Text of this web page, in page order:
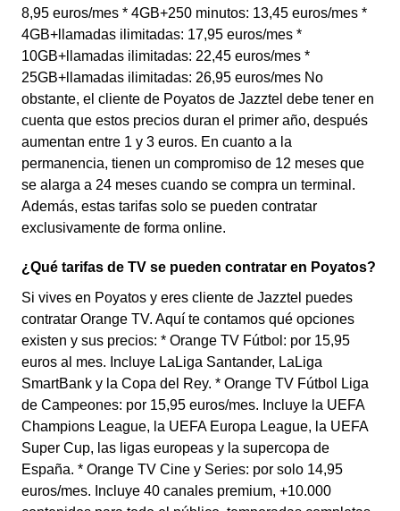
8,95 euros/mes * 4GB+250 minutos: 13,45 euros/mes *
4GB+llamadas ilimitadas: 17,95 euros/mes *
10GB+llamadas ilimitadas: 22,45 euros/mes *
25GB+llamadas ilimitadas: 26,95 euros/mes No
obstante, el cliente de Poyatos de Jazztel debe tener en
cuenta que estos precios duran el primer año, después
aumentan entre 1 y 3 euros. En cuanto a la
permanencia, tienen un compromiso de 12 meses que
se alarga a 24 meses cuando se compra un terminal.
Además, estas tarifas solo se pueden contratar
exclusivamente de forma online.
¿Qué tarifas de TV se pueden contratar en Poyatos?
Si vives en Poyatos y eres cliente de Jazztel puedes
contratar Orange TV. Aquí te contamos qué opciones
existen y sus precios: * Orange TV Fútbol: por 15,95
euros al mes. Incluye LaLiga Santander, LaLiga
SmartBank y la Copa del Rey. * Orange TV Fútbol Liga
de Campeones: por 15,95 euros/mes. Incluye la UEFA
Champions League, la UEFA Europa League, la UEFA
Super Cup, las ligas europeas y la supercopa de
España. * Orange TV Cine y Series: por solo 14,95
euros/mes. Incluye 40 canales premium, +10.000